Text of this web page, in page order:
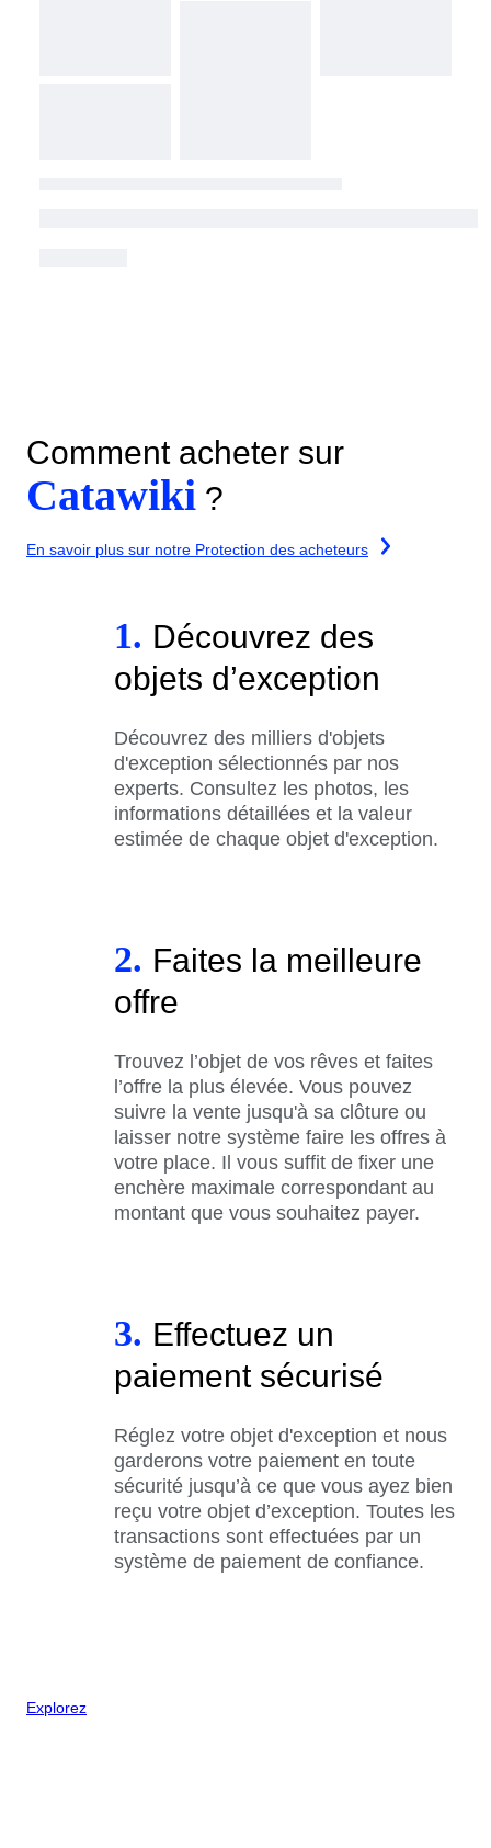
Comment acheter sur
Catawiki ?
En savoir plus sur notre Protection des acheteurs
1. Découvrez des
objets d’exception
Découvrez des milliers d'objets
d'exception sélectionnés par nos
experts. Consultez les photos, les
informations détaillées et la valeur
estimée de chaque objet d'exception.
2. Faites la meilleure
offre
Trouvez l’objet de vos rêves et faites
l’offre la plus élevée. Vous pouvez
suivre la vente jusqu'à sa clôture ou
laisser notre système faire les offres à
votre place. Il vous suffit de fixer une
enchère maximale correspondant au
montant que vous souhaitez payer.
3. Effectuez un
paiement sécurisé
Réglez votre objet d'exception et nous
garderons votre paiement en toute
sécurité jusqu’à ce que vous ayez bien
reçu votre objet d’exception. Toutes les
transactions sont effectuées par un
système de paiement de confiance.
Explorez